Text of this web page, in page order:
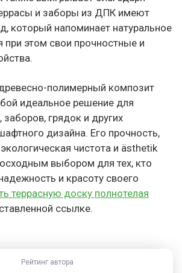
и заборы из ДПК имеют
который напоминает натуральное
при этом свои прочностные и
полимерный композит
идеальное решение для
заборов, грядок и других
дизайна. Его прочность,
чистота и ästhetik
выбором для тех, кто
и красоту своего
террасную доску полнотелая
ссылке.
Рейтинг автора